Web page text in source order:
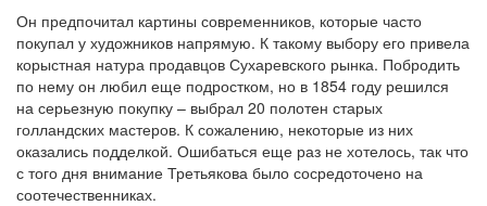
Он предпочитал картины современников, которые часто
покупал у художников напрямую. К такому выбору его привела
корыстная натура продавцов Сухаревского рынка. Побродить
по нему он любил еще подростком, но в 1854 году решился
на серьезную покупку – выбрал 20 полотен старых
голландских мастеров. К сожалению, некоторые из них
оказались подделкой. Ошибаться еще раз не хотелось, так что
с того дня внимание Третьякова было сосредоточено на
соотечественниках.